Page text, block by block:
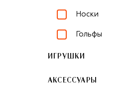
Носки
Гольфы
ИГРУШКИ
АКСЕССУАРЫ